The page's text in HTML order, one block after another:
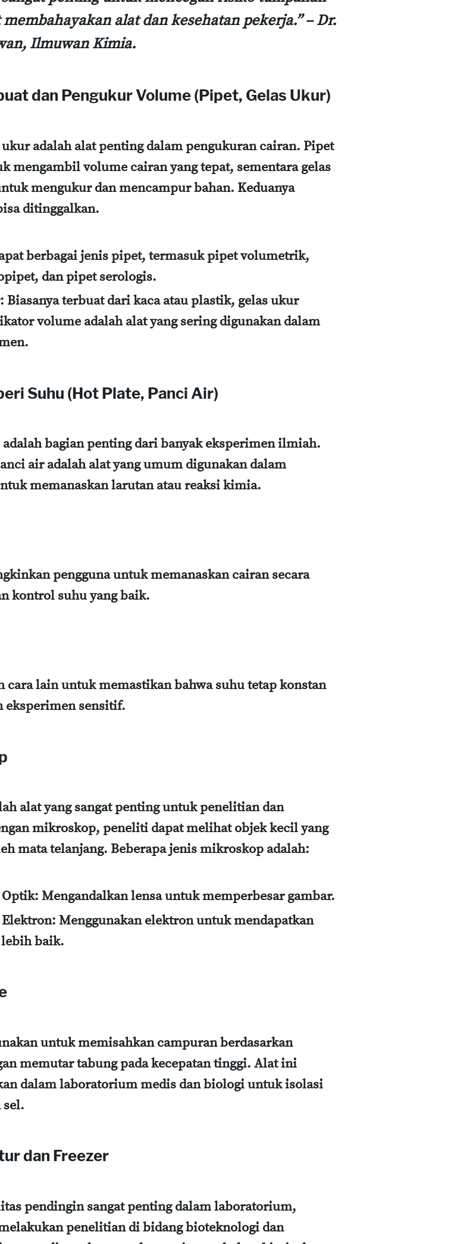
alat dan kesehatan pekerja.” – Dr.
Ilmuwan Kimia.
dan Pengukur Volume (Pipet, Gelas Ukur)
ukur adalah alat penting dalam pengukuran cairan. Pipet
mengambil volume cairan yang tepat, sementara gelas
mengukur dan mencampur bahan. Keduanya
ditinggalkan.
berbagai jenis pipet, termasuk pipet volumetrik,
dan pipet serologis.
: Biasanya terbuat dari kaca atau plastik, gelas ukur
volume adalah alat yang sering digunakan dalam
Suhu (Hot Plate, Panci Air)
bagian penting dari banyak eksperimen ilmiah.
air adalah alat yang umum digunakan dalam
memanaskan larutan atau reaksi kimia.
pengguna untuk memanaskan cairan secara
kontrol suhu yang baik.
cara lain untuk memastikan bahwa suhu tetap konstan
eksperimen sensitif.
alat yang sangat penting untuk penelitian dan
mikroskop, peneliti dapat melihat objek kecil yang
mata telanjang. Beberapa jenis mikroskop adalah:
: Mengandalkan lensa untuk memperbesar gambar.
: Menggunakan elektron untuk mendapatkan
baik.
untuk memisahkan campuran berdasarkan
memutar tabung pada kecepatan tinggi. Alat ini
dalam laboratorium medis dan biologi untuk isolasi
sel.
dan Freezer
pendingin sangat penting dalam laboratorium,
penelitian di bidang bioteknologi dan